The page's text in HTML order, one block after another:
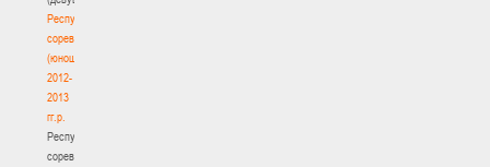
Республиканские
соревнования
(юноши)
2012-
2013
гг.р.
Республиканские
соревнования